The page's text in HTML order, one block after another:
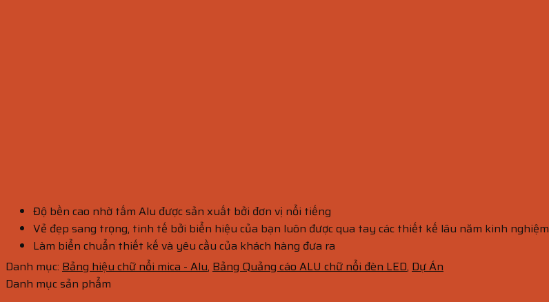
Độ bền cao nhờ tấm Alu được sản xuất bởi đơn vị nổi tiếng
Vẻ đẹp sang trọng, tinh tế bởi biển hiệu của bạn luôn được qua tay các thiết kế lâu năm kinh nghiệm
Làm biển chuẩn thiết kế và yêu cầu của khách hàng đưa ra
Danh mục: Bảng hiệu chữ nổi mica - Alu, Bảng Quảng cáo ALU chữ nổi đèn LED, Dự Án
Danh mục sản phẩm